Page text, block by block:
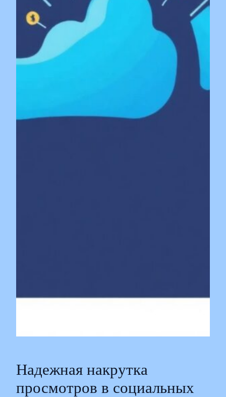
Надежная накрутка
просмотров в социальных